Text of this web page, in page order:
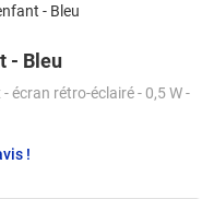
- Bleu
- Bleu
écran rétro-éclairé - 0,5 W -
!